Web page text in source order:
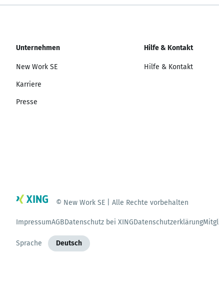
Unternehmen
New Work SE
Karriere
Presse
Hilfe & Kontakt
Hilfe & Kontakt
© New Work SE | Alle Rechte vorbehalten
ImpressumAGBDatenschutz bei XINGDatenschutzerklärung
Sprache Deutsch